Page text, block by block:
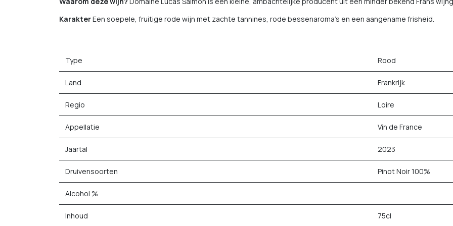
KarakterEen soepele, fruitige rode wijn met zachte tannines, rode bessenaroma's en een aangename frisheid.
Type Rood
Land Frankrijk
Regio Loire
Appellatie Vin de France
Jaartal 2023
Druivensoorten Pinot Noir 100%
Alcohol %
Inhoud 75cl